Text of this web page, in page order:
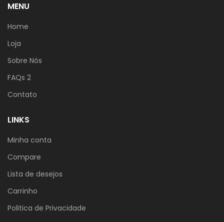
MENU
Home
Loja
Sobre Nós
FAQs 2
Contato
LINKS
Minha conta
Compare
Lista de desejos
Carrinho
Politica de Privacidade